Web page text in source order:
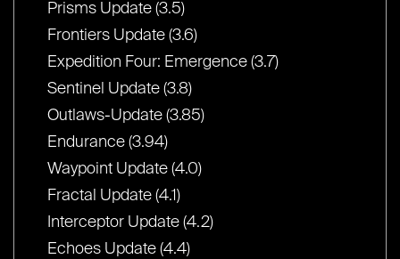
Prisms Update (3.5)
Frontiers Update (3.6)
Expedition Four: Emergence (3.7)
Sentinel Update (3.8)
Outlaws-Update (3.85)
Endurance (3.94)
Waypoint Update (4.0)
Fractal Update (4.1)
Interceptor Update (4.2)
Echoes Update (4.4)